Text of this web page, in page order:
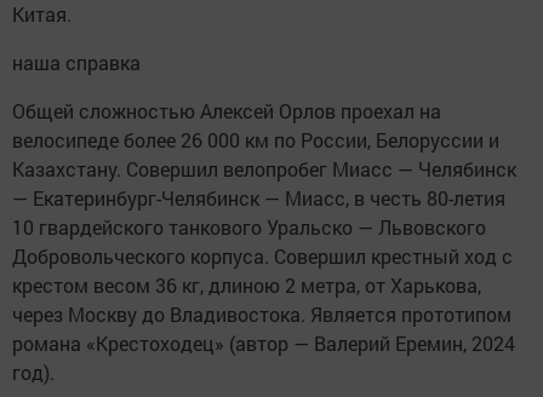
Китая.
наша справка
Общей сложностью Алексей Орлов проехал на
велосипеде более 26 000 км по России, Белоруссии и
Казахстану. Совершил велопробег Миасс — Челябинск
— Екатеринбург-Челябинск — Миасс, в честь 80-летия
10 гвардейского танкового Уральско — Львовского
Добровольческого корпуса. Совершил крестный ход с
крестом весом 36 кг, длиною 2 метра, от Харькова,
через Москву до Владивостока. Является прототипом
романа «Крестоходец» (автор — Валерий Еремин, 2024
год).